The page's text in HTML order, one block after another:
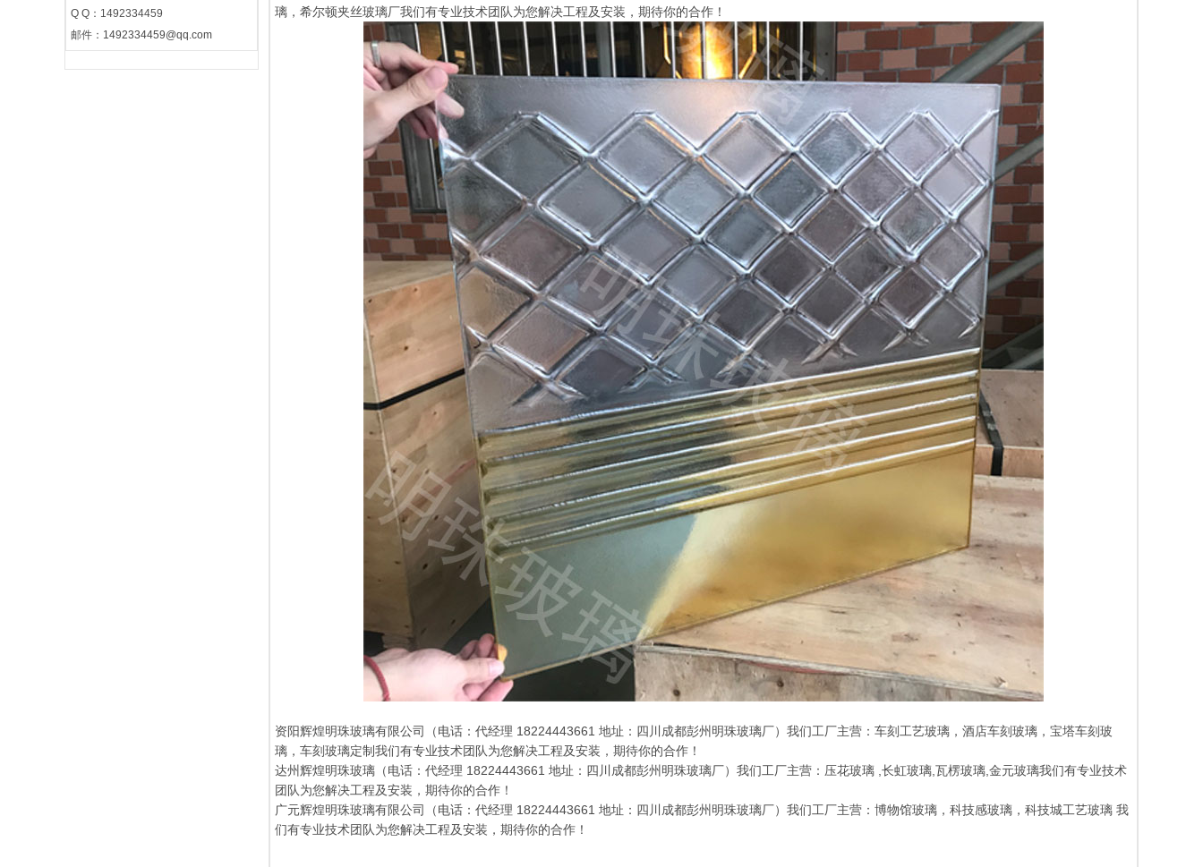
Q Q：1492334459
邮件： 1492334459@qq.com
璃，希尔顿夹丝玻璃厂我们有专业技术团队为您解决工程及安装，期待你的合作！
资阳辉煌明珠玻璃有限公司（电话：代经理 18224443661 地址：四川成都彭州明珠玻璃厂）我们工厂主营：车刻工艺玻璃，酒店车刻玻璃，宝塔车刻玻
璃，车刻玻璃定制我们有专业技术团队为您解决工程及安装，期待你的合作！
达州辉煌明珠玻璃（电话：代经理 18224443661 地址：四川成都彭州明珠玻璃厂）我们工厂主营：压花玻璃 ,长虹玻璃,瓦楞玻璃,金元玻璃我们有专业技术
团队为您解决工程及安装，期待你的合作！
广元辉煌明珠玻璃有限公司（电话：代经理 18224443661 地址：四川成都彭州明珠玻璃厂）我们工厂主营：博物馆玻璃，科技感玻璃，科技城工艺玻璃 我
们有专业技术团队为您解决工程及安装，期待你的合作！